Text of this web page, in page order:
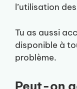
l’utilisation
Tu as aussi
disponible à
problème.
Peut-on